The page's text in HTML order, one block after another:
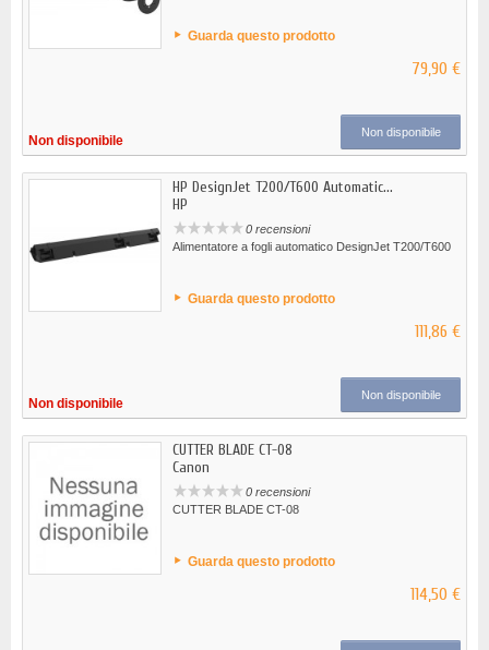
Guarda questo prodotto
79,90 €
Non disponibile
Non disponibile
HP DesignJet T200/T600 Automatic...
HP
0 recensioni
Alimentatore a fogli automatico DesignJet T200/T600
Guarda questo prodotto
111,86 €
Non disponibile
Non disponibile
CUTTER BLADE CT-08
Canon
0 recensioni
CUTTER BLADE CT-08
Guarda questo prodotto
114,50 €